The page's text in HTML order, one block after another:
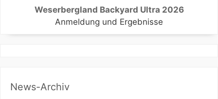
Weserbergland Backyard Ultra 2026
Anmeldung und Ergebnisse
News-Archiv